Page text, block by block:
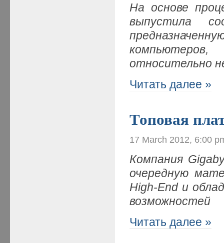
На основе
выпустила
относительно
Читать далее »
Топовая
17 March 2012, 6:00
Компания
очередную
High-End и
возможностей
Читать далее »